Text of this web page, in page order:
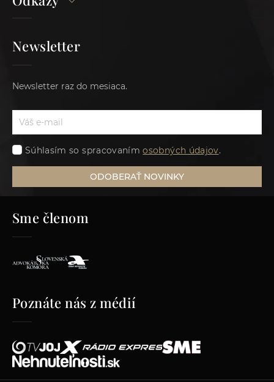
Newsletter
Newsletter raz do mesiaca.
Súhlasím so spracovanímosobných údajov.
ODOBERAŤ NOVINKY
Sme členom
Poznáte nás z médií